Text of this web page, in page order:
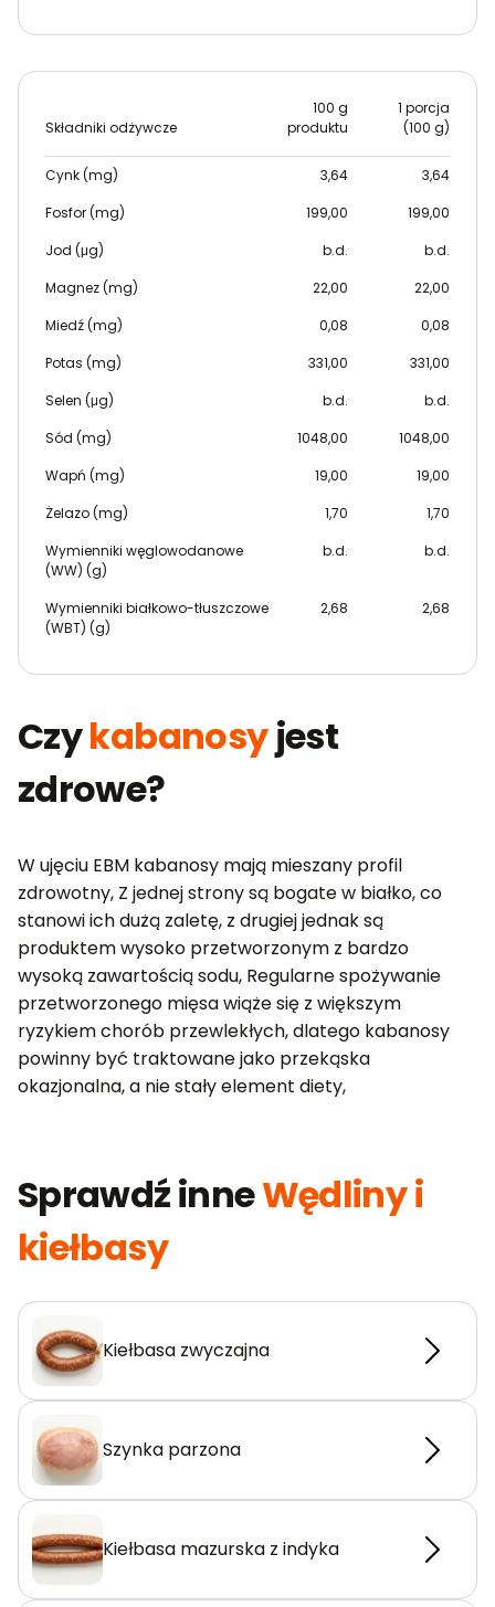
Składniki odżywcze
100 g
produktu
1 porcja
(100 g)
Cynk (mg) 3,64
3,64
Fosfor (mg)
199,00
199,00
Jod (μg)
b.d.
b.d.
Magnez (mg)
22,00
22,00
Miedź (mg)
0,08
0,08
Potas (mg)
331,00
331,00
Selen (μg)
b.d.
b.d.
Sód (mg)
1048,00
1048,00
Wapń (mg)
19,00
19,00
Żelazo (mg)
1,70
1,70
Wymienniki węglowodanowe
(WW) (g)
b.d. b.d.
Wymienniki białkowo-tłuszczowe
(WBT) (g)
2,68 2,68
Czykabanosyjest
zdrowe?
W ujęciu EBM kabanosy mają mieszany profil
zdrowotny, Z jednej strony są bogate w białko, co
stanowi ich dużą zaletę, z drugiej jednak są
produktem wysoko przetworzonym z bardzo
wysoką zawartością sodu, Regularne spożywanie
przetworzonego mięsa wiąże się z większym
ryzykiem chorób przewlekłych, dlatego kabanosy
powinny być traktowane jako przekąska
okazjonalna, a nie stały element diety,
Sprawdź inneWędliny i
kiełbasy
Kiełbasa zwyczajna
Szynka parzona
Kiełbasa mazurska z indyka